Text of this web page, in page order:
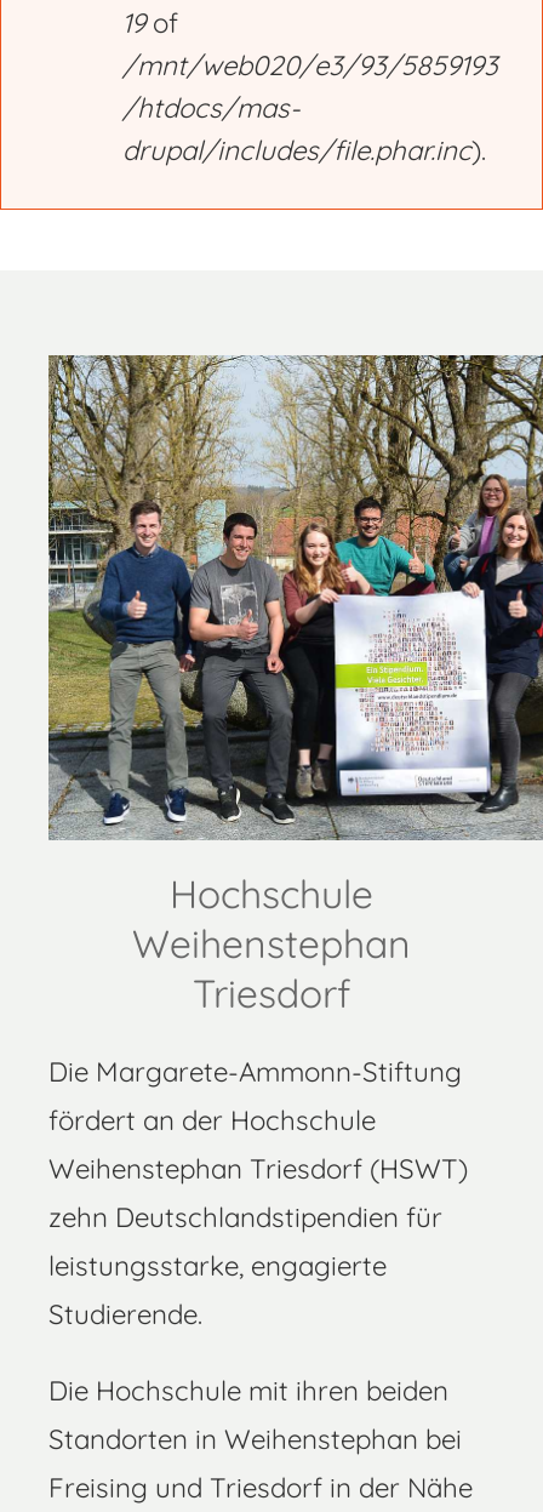
19of
/mnt/web020/e3/93/5859193
/htdocs/mas-
drupal/includes/file.phar.inc).
Hochschule
Weihenstephan
Triesdorf
Die Margarete-Ammonn-Stiftung
fördert an der Hochschule
Weihenstephan Triesdorf (HSWT)
zehn Deutschlandstipendien für
leistungsstarke, engagierte
Studierende.
Die Hochschule mit ihren beiden
Standorten in Weihenstephan bei
Freising und Triesdorf in der Nähe